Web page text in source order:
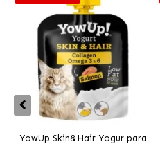
YowUp Skin&Hair Yogur para